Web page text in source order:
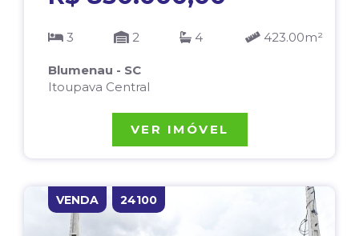
3 2 4 423.00m²
Blumenau - SC
Itoupava Central
VER IMÓVEL
VENDA 24100